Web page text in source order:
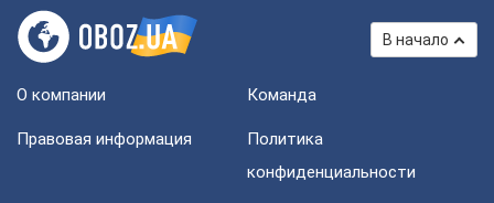
В начало
О компании Команда
Правовая информация
Политика
конфиденциальности